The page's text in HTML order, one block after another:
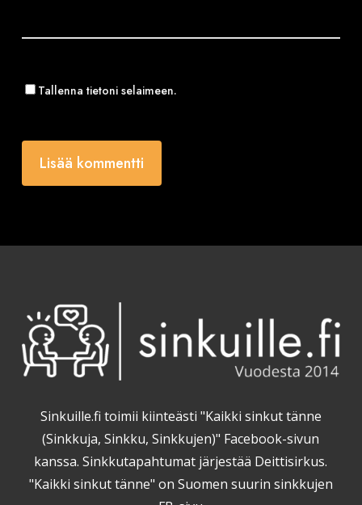
Tallenna tietoni selaimeen.
Sinkuille.fi toimii kiinteästi "Kaikki sinkut tänne
(Sinkkuja, Sinkku, Sinkkujen)" Facebook-sivun
kanssa. Sinkkutapahtumat järjestää Deittisirkus.
"Kaikki sinkut tänne" on Suomen suurin sinkkujen